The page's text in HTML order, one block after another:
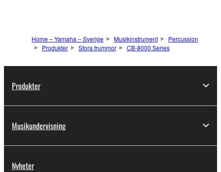
Home – Yamaha – Sverige Musikinstrument
Percussion
Produkter
Stora trummor CB-8000 Series
Produkter
Musikundervisning
Nyheter